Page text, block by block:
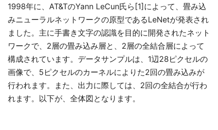
1998年に、AT&TのYann LeCun氏ら[1]によって、畳み込
みニューラルネットワークの原型であるLeNetが発表され
ました。主に手書き文字の認識を目的に開発されたネット
ワークで、2層の畳み込み層と、2層の全結合層によって
構成されています。データサンプルは、1辺28ピクセルの
画像で、5ピクセルのカーネルによりた2回の畳み込みが
行われます。また、出力に際しては、2回の全結合が行わ
れます。以下が、全体図となります。